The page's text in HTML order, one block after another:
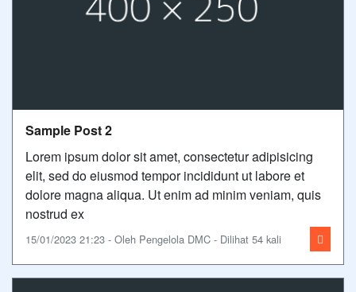
Sample Post 2
Lorem ipsum dolor sit amet, consectetur adipisicing
elit, sed do eiusmod tempor incididunt ut labore et
dolore magna aliqua. Ut enim ad minim veniam, quis
nostrud ex
15/01/2023 21:23 - Oleh Pengelola DMC - Dilihat 54 kali